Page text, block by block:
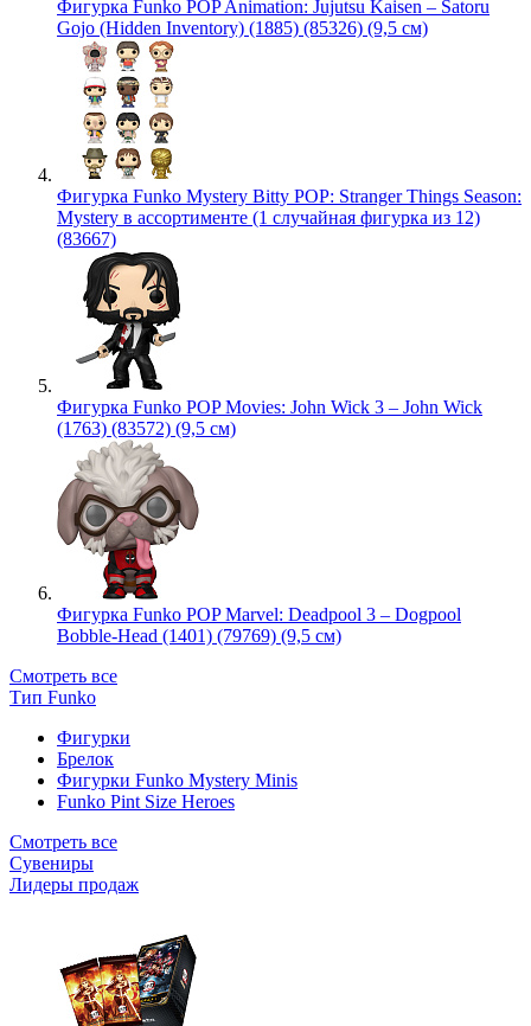
Фигурка Funko POP Animation: Jujutsu Kaisen – Satoru
Gojo (Hidden Inventory) (1885) (85326) (9,5 см)
Фигурка Funko Mystery Bitty POP: Stranger Things Season:
Mystery в ассортименте (1 случайная фигурка из 12)
(83667)
Фигурка Funko POP Movies: John Wick 3 – John Wick
(1763) (83572) (9,5 см)
Фигурка Funko POP Marvel: Deadpool 3 – Dogpool
Bobble-Head (1401) (79769) (9,5 см)
Смотреть все
Тип Funko
Фигурки
Брелок
Фигурки Funko Mystery Minis
Funko Pint Size Heroes
Смотреть все
Сувениры
Лидеры продаж